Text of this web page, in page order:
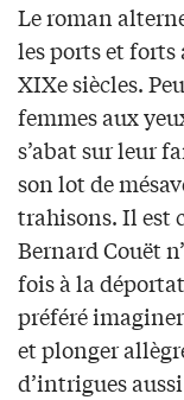
Le roman
les ports et
XIXe siècles.
femmes aux
s’abat sur leur
son lot de
trahisons. Il est
Bernard Couët
fois à la
préféré
et plonger
d’intrigues